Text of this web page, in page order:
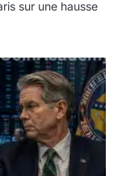
sur une hausse
prévenir la